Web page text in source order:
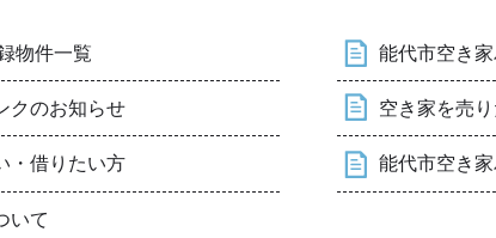
物件一覧 能代市空き
クのお知らせ 空き家を売
・借りたい方 能代市空き
いて